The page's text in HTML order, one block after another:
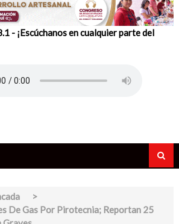
- ¡Escúchanos en cualquier parte del
>
De Gas Por Pirotecnia; Reportan 25